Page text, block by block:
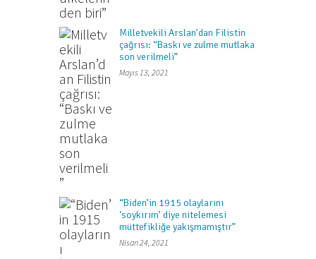
Milletvekili Arslan’dan Filistin
çağrısı: “Baskı ve zulme mutlaka
son verilmeli”
Mayıs 13, 2021
“Biden’in 1915 olaylarını
‘soykırım’ diye nitelemesi
müttefikliğe yakışmamıştır”
Nisan 24, 2021